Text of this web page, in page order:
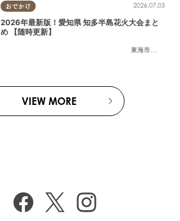
おでかけ
東海市
,大府市
2026.07.03
2026年最新版！愛知県 知多半島花火大会まと
め 【随時更新】
VIEW MORE